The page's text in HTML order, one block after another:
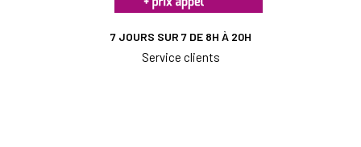
7 JOURS SUR 7 DE 8H À 20H
Service clients